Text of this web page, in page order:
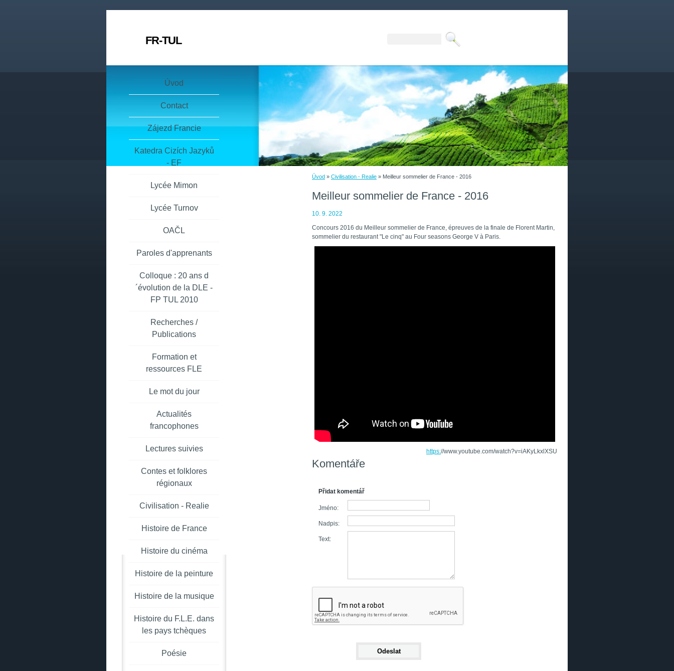
FR-TUL
Úvod » Civilisation - Realie » Meilleur sommelier de France - 2016
Meilleur sommelier de France - 2016
10. 9. 2022
Concours 2016 du Meilleur sommelier de France, épreuves de la finale de Florent Martin,
sommelier du restaurant "Le cinq" au Four seasons George V à Paris.
https://www.youtube.com/watch?v=iAKyLkxlXSU
Komentáře
Přidat komentář
Jméno:
Nadpis:
Text:
Úvod
Contact
Zájezd Francie
Katedra Cizích Jazyků
- EF
Lycée Mimon
Lycée Turnov
OAČL
Paroles d'apprenants
Colloque : 20 ans d
´évolution de la DLE -
FP TUL 2010
Recherches /
Publications
Formation et
ressources FLE
Le mot du jour
Actualités
francophones
Lectures suivies
Contes et folklores
régionaux
Civilisation - Realie
Histoire de France
Histoire du cinéma
Histoire de la peinture
Histoire de la musique
Histoire du F.L.E. dans
les pays tchèques
Poésie